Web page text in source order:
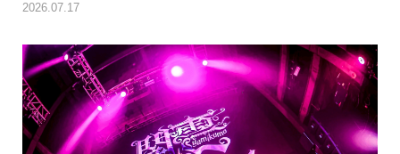
2026.07.17